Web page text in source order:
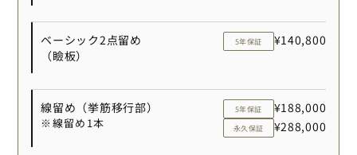
ベーシック2点留め
（瞼板）
5年保証 ¥140,800
線留め（挙筋移行部）
※線留め1本
5年保証 ¥188,000
永久保証 ¥288,000